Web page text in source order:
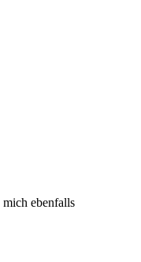
ebenfalls